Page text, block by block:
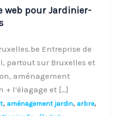
web pour Jardinier-
Entreprise de
partout sur Bruxelles et
aménagement
l’élagage et […]
, aménagement jardin, arbre,